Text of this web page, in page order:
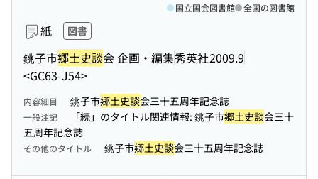
紙 図書
銚子市郷土史談会 企画・編集秀英社2009.9
<GC63-J54>
国立国会図書館 全国の図書館
内容細目 銚子市郷土史談会三十五周年記念誌
一般注記 「続」のタイトル関連情報: 銚子市郷土史談会三十
五周年記念誌
その他のタイトル 銚子市郷土史談会三十五周年記念誌